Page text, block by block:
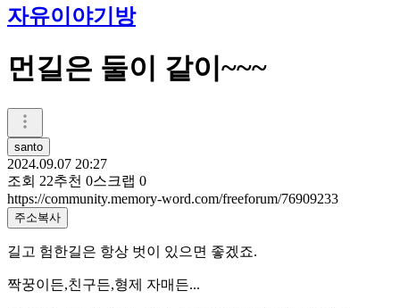
자유이야기방
먼길은 둘이 같이~~~
santo
2024.09.07 20:27
조회 22추천 0스크랩 0
https://community.memory-word.com/freeforum/76909233
주소복사
길고 험한길은 항상 벗이 있으면 좋겠죠.
짝꿍이든,친구든,형제 자매든...